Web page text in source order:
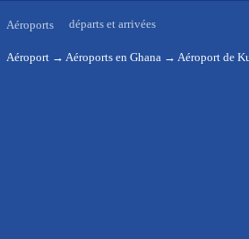
Aéroports départs et arrivées
Aéroport → Aéroports en Ghana → Aéroport de